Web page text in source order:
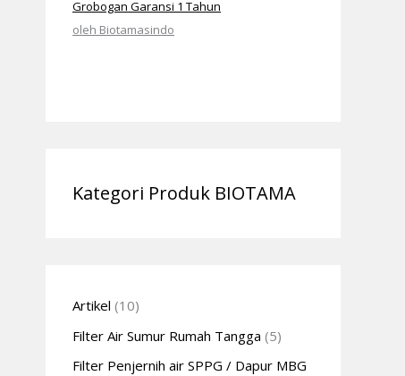
Grobogan Garansi 1 Tahun
oleh Biotamasindo
Kategori Produk BIOTAMA
Artikel (10)
Filter Air Sumur Rumah Tangga (5)
Filter Penjernih air SPPG / Dapur MBG